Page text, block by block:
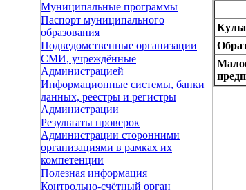
Муниципальные программы
Паспорт муниципального
образования
Подведомственные организации
СМИ, учреждённые
Администрацией
Информационные системы, банки
данных, реестры и регистры
Администрации
Результаты проверок
Администрации сторонними
организациями в рамках их
компетенции
Полезная информация
Контрольно-счётный орган